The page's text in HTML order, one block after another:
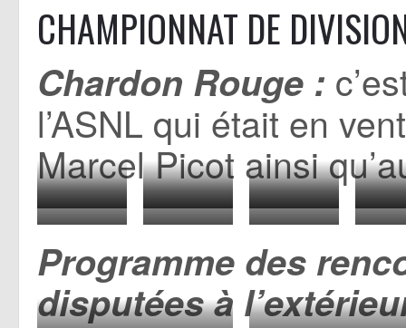
CHAMPIONNAT DE
Chardon Rouge :
l’ASNL qui était en
Marcel Picot ainsi
154 155 156
162
163 164
Programme des
disputées à